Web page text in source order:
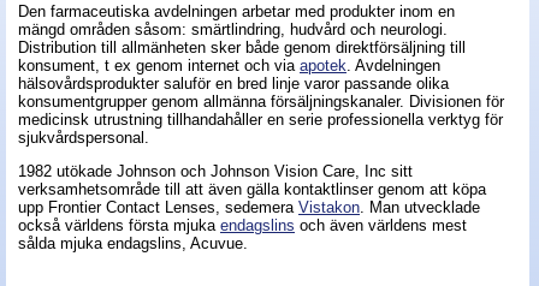
Tillverkare - linser
Linstillbehör
Nyheter - linser
Den farmaceutiska avdelningen arbetar med produkter inom en
mängd områden såsom: smärtlindring, hudvård och neurologi.
Distribution till allmänheten sker både genom direktförsäljning till
konsument, t ex genom internet och via apotek. Avdelningen
hälsovårdsprodukter saluför en bred linje varor passande olika
konsumentgrupper genom allmänna försäljningskanaler. Divisionen för
medicinsk utrustning tillhandahåller en serie professionella verktyg för
sjukvårdspersonal.
1982 utökade Johnson och Johnson Vision Care, Inc sitt
verksamhetsområde till att även gälla kontaktlinser genom att köpa
upp Frontier Contact Lenses, sedemera Vistakon. Man utvecklade
också världens första mjuka endagslins och även världens mest
sålda mjuka endagslins, Acuvue.